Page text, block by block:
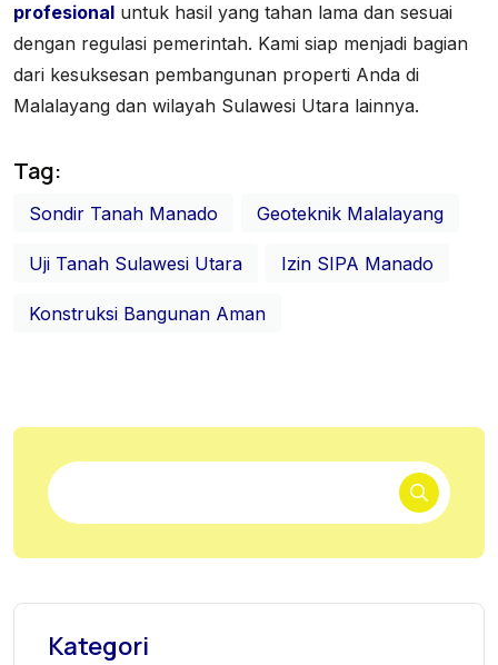
profesional untuk hasil yang tahan lama dan sesuai
dengan regulasi pemerintah. Kami siap menjadi bagian
dari kesuksesan pembangunan properti Anda di
Malalayang dan wilayah Sulawesi Utara lainnya.
Tag:
Sondir Tanah Manado Geoteknik Malalayang
Uji Tanah Sulawesi Utara Izin SIPA Manado
Konstruksi Bangunan Aman
Kategori